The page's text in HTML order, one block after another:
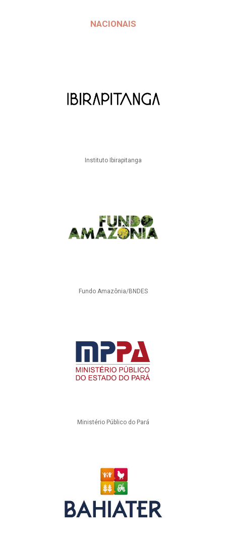
NACIONAIS
Instituto Ibirapitanga
Fundo Amazônia/BNDES
Ministério Público do Pará